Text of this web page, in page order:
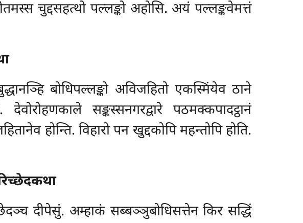
चुद्दसहत्थो पल्लङ्को अहोसि. अयं पल्लङ्कवेमत्तं
बोधिपल्लङ्को अविजहितो एकस्मिंयेव ठाने
सङ्कस्सनगरद्वारे पठमक्कपादट्ठानं
होन्ति. विहारो पन खुद्दकोपि महन्तोपि होति.
दीपेसुं. अम्हाकं सब्बञ्ञुबोधिसत्तेन किर सद्धिं